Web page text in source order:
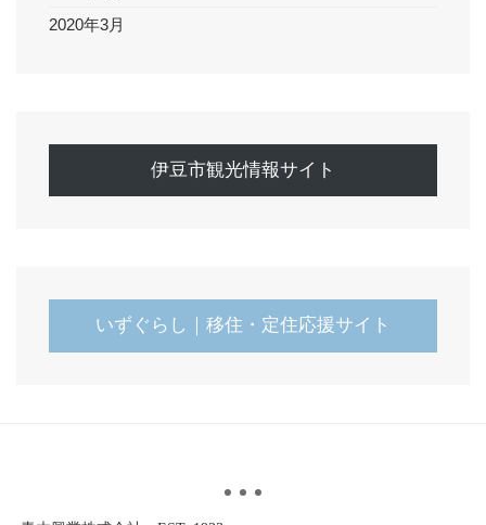
2020年3月
伊豆市観光情報サイト
いずぐらし｜移住・定住応援サイト